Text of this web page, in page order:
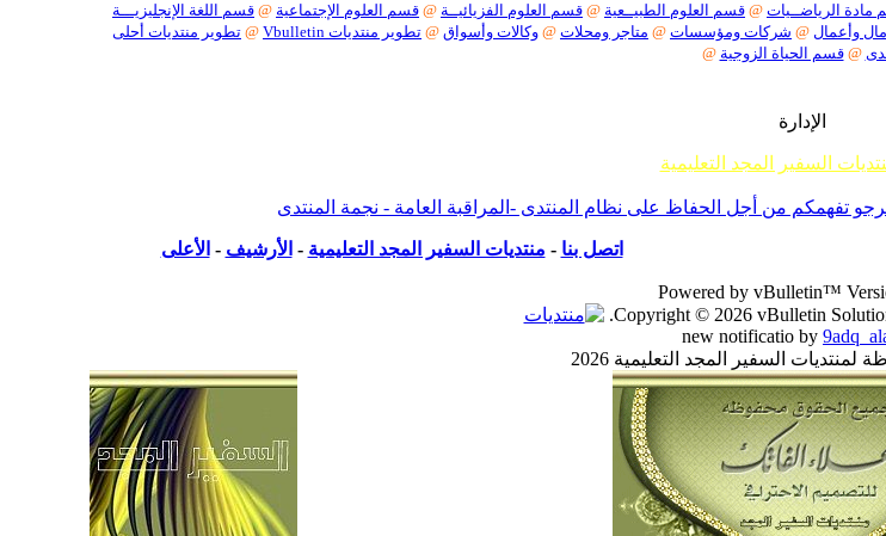
مادة الرياضــيات @ قسم العلوم الطبيــعية @ قسم العلوم الفزيائيــة @ قسم العلوم الإجتماعية @ قسم اللغة الإنجليزيـــة
مال وأعمال @ شركات ومؤسسات @ متاجر ومحلات @ وكالات وأسواق @ تطوير منتديات Vbulletin @ تطوير منتديات أحلى
@قسم الحياة الزوجية @
الإدارة
السفير المجد التعليمية
من أجل الحفاظ على نظام المنتدى -المراقبة العامة - نجمة المنتدى
اتصل بنا - منتديات السفير المجد التعليمية - الأرشيف - الأعلى
Powered by vBulletin™
Copyright © 2026 vBulletin
new notificatio by
السفير المجد التعليمية 2026